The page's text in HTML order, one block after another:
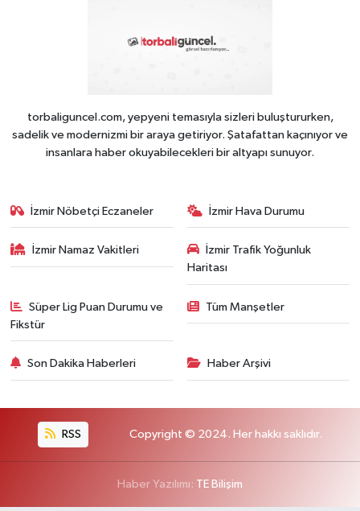
torbaliguncel.com, yepyeni temasıyla sizleri buluştururken,
sadelik ve modernizmi bir araya getiriyor. Şatafattan kaçınıyor ve
insanlara haber okuyabilecekleri bir altyapı sunuyor.
İzmir Nöbetçi Eczaneler İzmir Hava Durumu
İzmir Namaz Vakitleri
İzmir Trafik Yoğunluk
Haritası
Süper Lig Puan Durumu ve
Fikstür
Tüm Manşetler
Son Dakika Haberleri Haber Arşivi
RSS Copyright © 2024. Her hakkı saklıdır.
Haber Yazılımı: TE Bilişim